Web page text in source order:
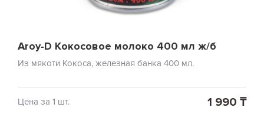
Aroy-D Кокосовое молоко 400 мл ж/б
Из мякоти Кокоса, железная банка 400 мл.
Цена за 1 шт. 1 990 ₸